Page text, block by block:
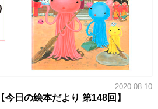
2020.08.10
今日の絵本だより 第148回】